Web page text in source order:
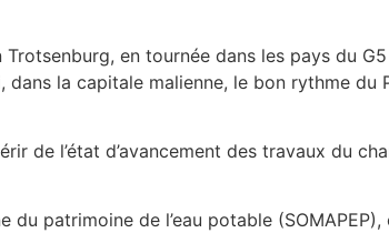
en tournée dans les pays du G5
dans la capitale malienne, le bon rythme du
de l’état d’avancement des travaux du
du patrimoine de l’eau potable (SOMAPEP),